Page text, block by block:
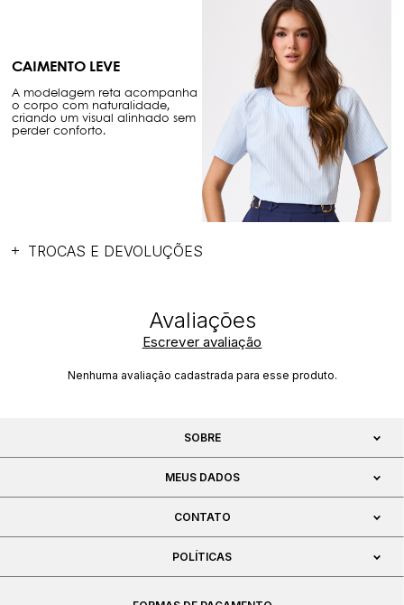
CAIMENTO LEVE
A modelagem reta acompanha
o corpo com naturalidade,
criando um visual alinhado sem
perder conforto.
TROCAS E DEVOLUÇÕES
Escrever avaliação
Nenhuma avaliação cadastrada para esse produto.
SOBRE
MEUS DADOS
CONTATO
POLÍTICAS